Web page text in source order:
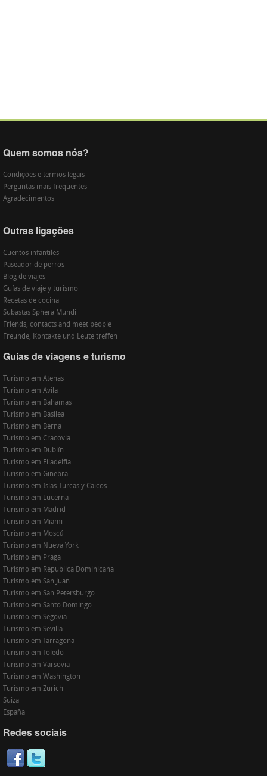
Quem somos nós?
Condições e termos legais
Perguntas mais frequentes
Agradecimentos
Outras ligações
Cuentos infantiles
Paseador de perros
Blog de viajes
Guías de viaje y turismo
Recetas de cocina
Subastas Sphera Mundi
Friends, contacts and meet people
Freunde, Kontakte und Leute treffen
Guias de viagens e turismo
Turismo em Atenas
Turismo em Avila
Turismo em Bahamas
Turismo em Basilea
Turismo em Berna
Turismo em Cracovia
Turismo em Dublín
Turismo em Filadelfia
Turismo em Ginebra
Turismo em Islas Turcas y Caicos
Turismo em Lucerna
Turismo em Madrid
Turismo em Miami
Turismo em Moscú
Turismo em Nueva York
Turismo em Praga
Turismo em Republica Dominicana
Turismo em San Juan
Turismo em San Petersburgo
Turismo em Santo Domingo
Turismo em Segovia
Turismo em Sevilla
Turismo em Tarragona
Turismo em Toledo
Turismo em Varsovia
Turismo em Washington
Turismo em Zurich
Suiza
España
Redes sociais